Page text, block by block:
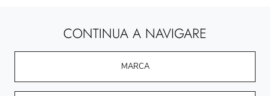
CONTINUA A NAVIGARE
MARCA